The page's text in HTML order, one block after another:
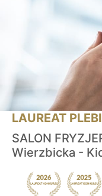
LAUREAT
SALON
Wierzbicka -